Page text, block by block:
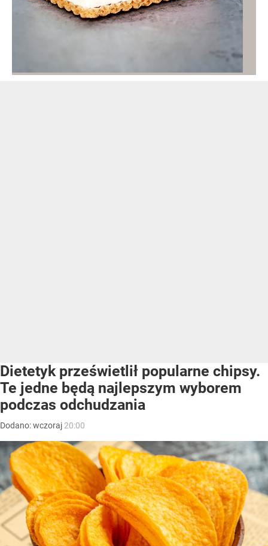
Dietetyk prześwietlił popularne chipsy.
Te jedne będą najlepszym wyborem
podczas odchudzania
Dodano:wczoraj 20:00